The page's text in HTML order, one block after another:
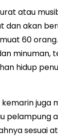
atau
dan akan
60
minuman,
hidup
juga
pelampung
sesuai